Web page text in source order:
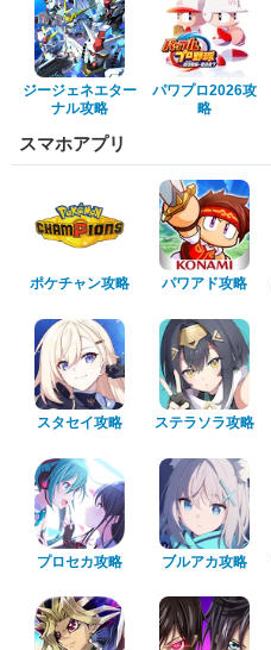
ジージェネエター
ナル攻略
パワプロ2026攻
略
スマホアプリ
ポケチャン攻略 パワアド攻略
スタセイ攻略 ステラソラ攻略
プロセカ攻略 ブルアカ攻略